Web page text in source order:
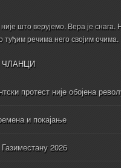
што верујемо. Вера је
туђим речима него својим очима.
ЧЛАНЦИ
протест није обојена
и покајање
2026